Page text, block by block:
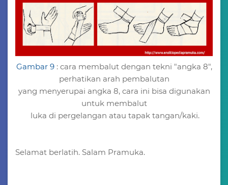
Gambar 9 : cara membalut dengan tekni "angka 8",
perhatikan arah pembalutan
yang menyerupai angka 8, cara ini bisa digunakan
untuk membalut
luka di pergelangan atau tapak tangan/kaki.
Selamat berlatih. Salam Pramuka.